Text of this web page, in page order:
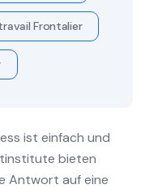
Frontalier
ist einfach und
bieten
Antwort auf eine